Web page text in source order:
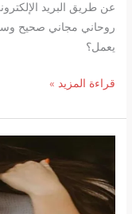
عن طريق البريد
روحاني مجاني صحيح
يعمل؟
كشف
مجاني
قراءة المزيد »